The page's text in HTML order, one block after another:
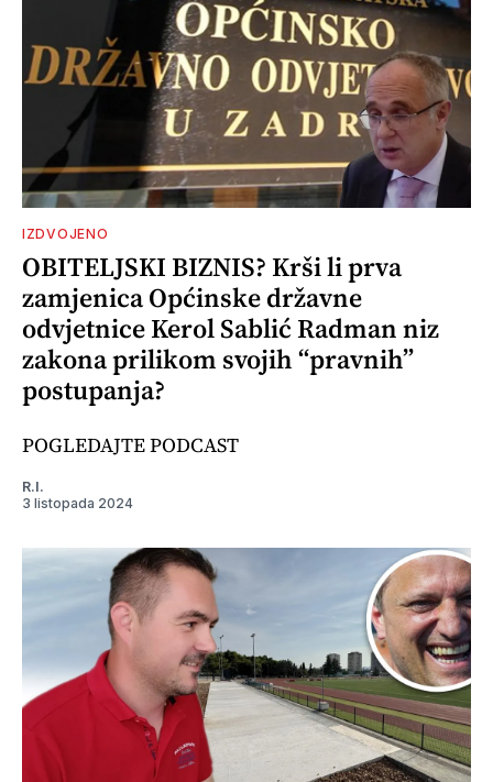
IZDVOJENO
OBITELJSKI BIZNIS? Krši li prva
zamjenica Općinske državne
odvjetnice Kerol Sablić Radman niz
zakona prilikom svojih “pravnih”
postupanja?
POGLEDAJTE PODCAST
R.I.
3 listopada 2024